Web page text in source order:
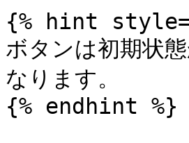
{% hint
ボタンは初期状
なります。
{% endhint %}